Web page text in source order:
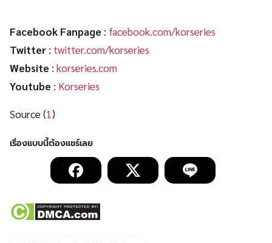
Facebook Fanpage : facebook.com/korseries
Twitter : twitter.com/korseries
Website : korseries.com
Youtube : Korseries
Source (1)